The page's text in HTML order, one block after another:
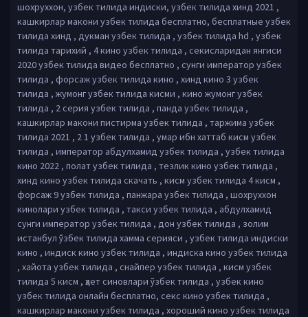
шохруххон, узбек тилида индиски, узбек тилида хинд 2021 ,
кашкирлар макони узбек тилида бесплатно, бесплатные узбек
тилида хинд , дукман узбек тилида , узбек тилида hd , узбек
тилида тарихий , 4 кино узбек тилида , секисларидан янгиси
2020 узбек тилида видео бесплатно , сунги император узбек
тилида , форсаж узбек тилида кино , хинд кино 3 узбек
тилида , жумонг узбек тилида кисми , кино жумонг узбек
тилида , 2 серия узбек тилида , панда узбек тилида ,
кашкирлар макони пистирма узбек тилида , таржима узбек
тилида 2021 , 2 1 узбек тилида , умар ибн хаттаб кисм узбек
тилида , император абдулхамид узбек тилида , узбек тилида
кино 2022 , полат узбек тилида , тезлик кино узбек тилида ,
хинд кино узбек тилида скачать , кисм узбек тилида 4 кисм ,
форсаж 9 узбек тилида , панжара узбек тилида , шохруххон
кинолари узбек тилида , такси узбек тилида , абдулхамид
сунги император узбек тилида , дон узбек тилида , золим
истанбул ўзбек тилида хамма серияси , узбек тилида индиски
кино , индиск кино узбек тилида , индиска кино узбек тилида
, хайота узбек тилида , снайпер узбек тилида , кисм узбек
тилида 5 кисм , ҳает синовлари ўзбек тилида , узбек кино
узбек тилида онлайн бесплатно, секс кино узбек тилида ,
кашкирлар макони узбек тилида , хороший кино узбек тилида